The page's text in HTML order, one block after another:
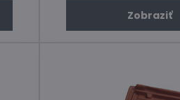
Zobraziť